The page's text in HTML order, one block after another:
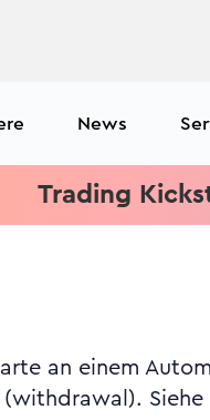
News
Kickstart:
an einem
(withdrawal). Siehe